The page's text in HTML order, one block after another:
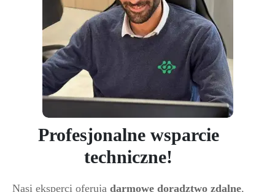
Profesjonalne wsparcie
techniczne!
Nasi eksperci oferują darmowe doradztwo zdalne,